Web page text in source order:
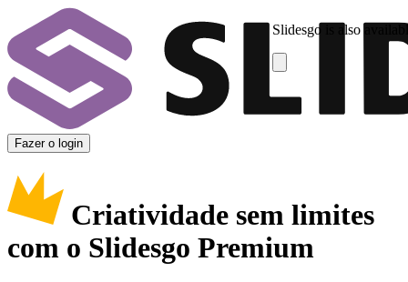
Slidesgo is also
Fazer o login
Criatividade sem limites
com o Slidesgo Premium